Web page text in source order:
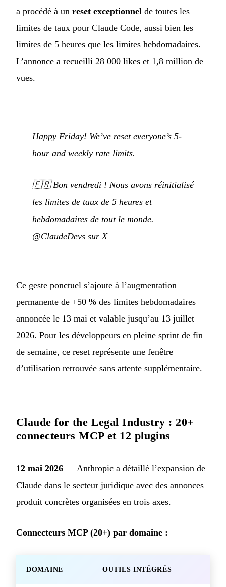
a procédé à un reset exceptionnel de toutes les
limites de taux pour Claude Code, aussi bien les
limites de 5 heures que les limites hebdomadaires.
L’annonce a recueilli 28 000 likes et 1,8 million de
vues.
Happy Friday! We’ve reset everyone’s 5-
hour and weekly rate limits.
🇫🇷Bon vendredi ! Nous avons réinitialisé
les limites de taux de 5 heures et
hebdomadaires de tout le monde. —
@ClaudeDevs sur X
Ce geste ponctuel s’ajoute à l’augmentation
permanente de +50 % des limites hebdomadaires
annoncée le 13 mai et valable jusqu’au 13 juillet
2026. Pour les développeurs en pleine sprint de fin
de semaine, ce reset représente une fenêtre
d’utilisation retrouvée sans attente supplémentaire.
Claude for the Legal Industry : 20+
connecteurs MCP et 12 plugins
12 mai 2026 — Anthropic a détaillé l’expansion de
Claude dans le secteur juridique avec des annonces
produit concrètes organisées en trois axes.
Connecteurs MCP (20+) par domaine :
DOMAINE OUTILS INTÉGRÉS